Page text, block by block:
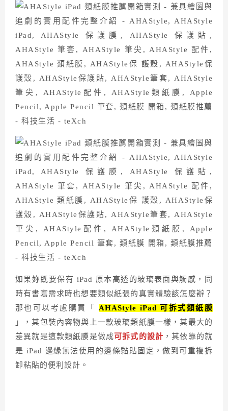
如果妳既要保有 iPad 原本高透的玻璃表面與觸感，同
時有書寫需求時也想要類似紙張的真實體驗該怎麼辦？
那也可以考慮購買「 AHAStyle iPad 可拆式類紙膜
」，其包裝內容物與上一款玻璃類紙膜一樣，其最大的
差異就是這款類紙膜是做成可拆式的設計 ，其依靠的就
是 iPad 邊緣無法使用的邊條黏貼固定，做到可重複拆
卸粘貼的便利設計。